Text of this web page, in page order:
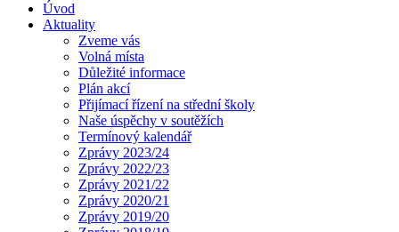
Úvod
Aktuality
Zveme vás
Volná místa
Důležité informace
Plán akcí
Přijímací řízení na střední školy
Naše úspěchy v soutěžích
Termínový kalendář
Zprávy 2023/24
Zprávy 2022/23
Zprávy 2021/22
Zprávy 2020/21
Zprávy 2019/20